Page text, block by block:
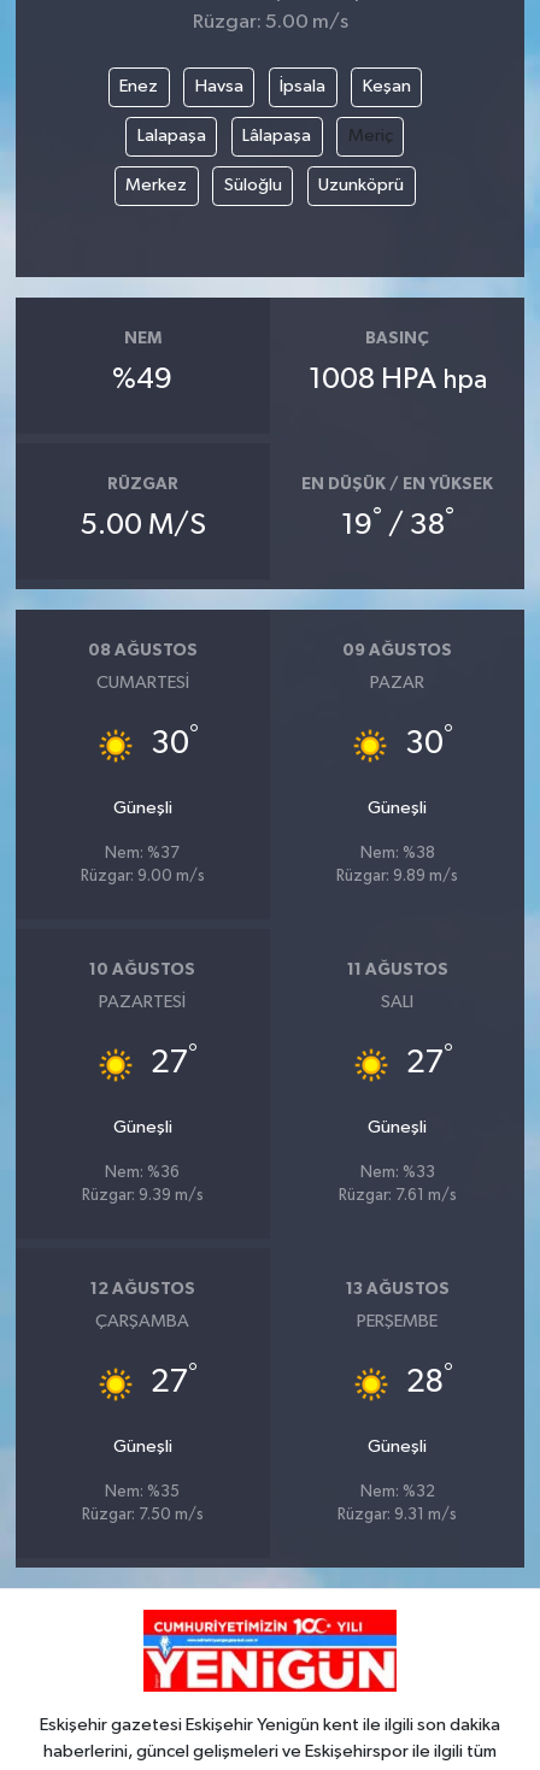
Rüzgar: 5.00 m/s
Enez Havsa İpsala Keşan
Lalapaşa Lâlapaşa Meriç
Merkez Süloğlu Uzunköprü
NEM
%49
BASINÇ
1008 HPA hpa
RÜZGAR
5.00 M/S
EN DÜŞÜK / EN YÜKSEK
19° / 38°
08 AĞUSTOS
CUMARTESI
30°
Güneşli
Nem: %37
Rüzgar: 9.00 m/s
09 AĞUSTOS
PAZAR
30°
Güneşli
Nem: %38
Rüzgar: 9.89 m/s
10 AĞUSTOS
PAZARTESI
27°
Güneşli
Nem: %36
Rüzgar: 9.39 m/s
11 AĞUSTOS
SALI
27°
Güneşli
Nem: %33
Rüzgar: 7.61 m/s
12 AĞUSTOS
ÇARŞAMBA
27°
Güneşli
Nem: %35
Rüzgar: 7.50 m/s
13 AĞUSTOS
PERŞEMBE
28°
Güneşli
Nem: %32
Rüzgar: 9.31 m/s
Eskişehir gazetesi Eskişehir Yenigün kent ile ilgili son dakika
haberlerini, güncel gelişmeleri ve Eskişehirspor ile ilgili tüm